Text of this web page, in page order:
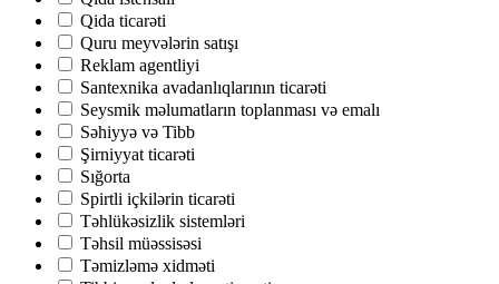
Qida ticarəti
Quru meyvələrin satışı
Reklam agentliyi
Santexnika avadanlıqlarının ticarəti
Seysmik məlumatların toplanması və emalı
Səhiyyə və Tibb
Şirniyyat ticarəti
Sığorta
Spirtli içkilərin ticarəti
Təhlükəsizlik sistemləri
Təhsil müəssisəsi
Təmizləmə xidməti